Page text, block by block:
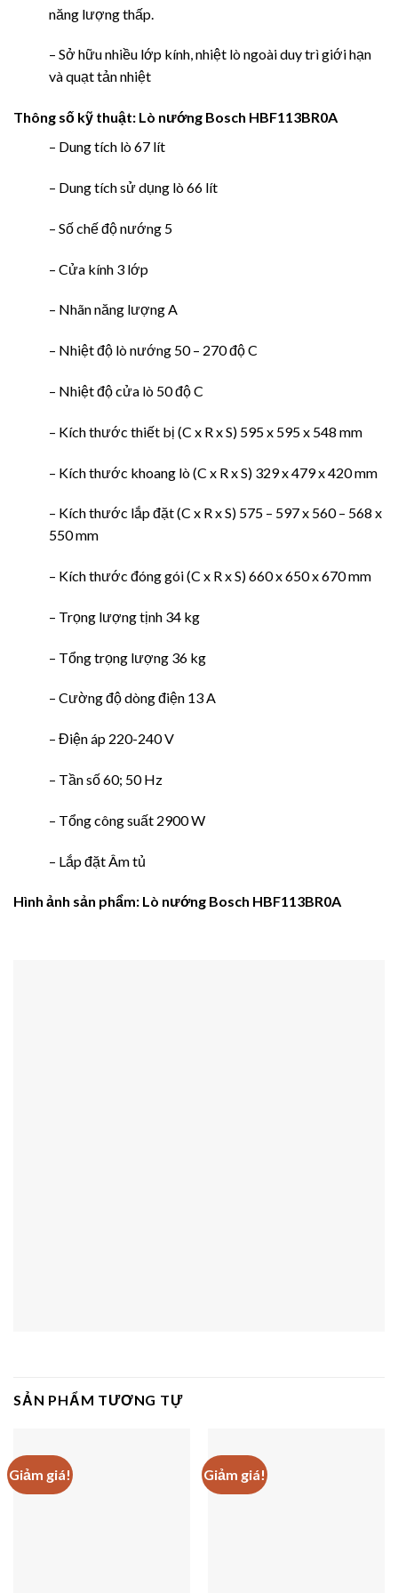
năng lượng thấp.
– Sở hữu nhiều lớp kính, nhiệt lò ngoài duy trì giới hạn
và quạt tản nhiệt
Thông số kỹ thuật: Lò nướng Bosch HBF113BR0A
– Dung tích lò 67 lít
– Dung tích sử dụng lò 66 lít
– Số chế độ nướng 5
– Cửa kính 3 lớp
– Nhãn năng lượng A
– Nhiệt độ lò nướng 50 – 270 độ C
– Nhiệt độ cửa lò 50 độ C
– Kích thước thiết bị (C x R x S) 595 x 595 x 548 mm
– Kích thước khoang lò (C x R x S) 329 x 479 x 420 mm
– Kích thước lắp đặt (C x R x S) 575 – 597 x 560 – 568 x
550 mm
– Kích thước đóng gói (C x R x S) 660 x 650 x 670 mm
– Trọng lượng tịnh 34 kg
– Tổng trọng lượng 36 kg
– Cường độ dòng điện 13 A
– Điện áp 220-240 V
– Tần số 60; 50 Hz
– Tổng công suất 2900 W
– Lắp đặt Âm tủ
Hình ảnh sản phẩm: Lò nướng Bosch HBF113BR0A
SẢN PHẨM TƯƠNG TỰ
Giảm giá! Giảm giá!